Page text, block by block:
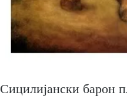
Сицилијански барон